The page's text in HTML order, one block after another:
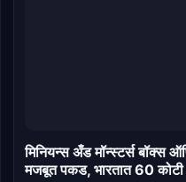
मिनियन्स अँड मॉन्स्टर्स बॉक्स
मजबूत पकड, भारतात 60 कोटी